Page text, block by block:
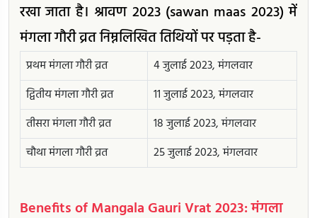
रखा जाता है। श्रावण 2023 (sawan maas 2023) में
मंगला गौरी व्रत निम्नलिखित तिथियों पर पड़ता है-
प्रथम मंगला गौरी व्रत
4 जुलाई 2023, मंगलवार
द्वितीय मंगला गौरी व्रत
11 जुलाई 2023, मंगलवार
तीसरा मंगला गौरी व्रत
18 जुलाई 2023, मंगलवार
चौथा मंगला गौरी व्रत
25 जुलाई 2023, मंगलवार
Benefits of Mangala Gauri Vrat 2023: मंगला